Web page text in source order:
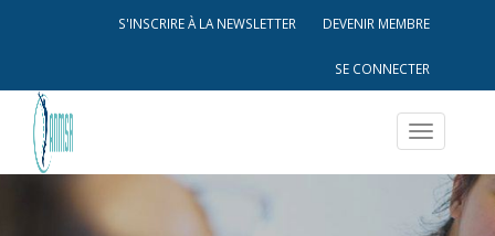
S'INSCRIRE À LA NEWSLETTER DEVENIR MEMBRE
SE CONNECTER
Toggle